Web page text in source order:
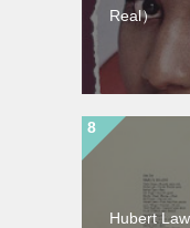
Real）
Hubert